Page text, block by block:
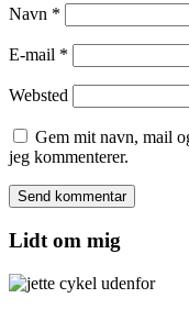
Navn *
E-mail *
Websted
Gem mit navn, mail
jeg kommenterer.
Lidt om mig